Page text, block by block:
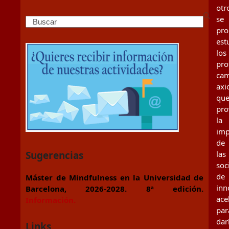
Search
Sugerencias
Máster de Mindfulness en la Universidad de
Barcelona, 2026-2028. 8ª edición.
Información.
se
los
que
la
de
las
de